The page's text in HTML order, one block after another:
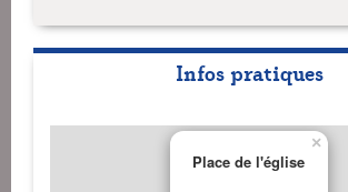
Infos pratiques
Place de l'église
×